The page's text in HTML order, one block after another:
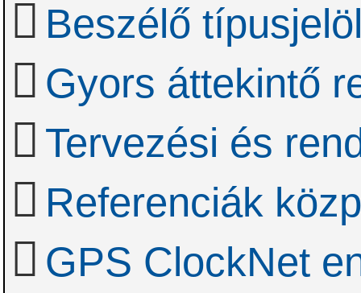
Beszélő
Gyors áttekintő
Tervezési és
Referenciák
GPS ClockNet